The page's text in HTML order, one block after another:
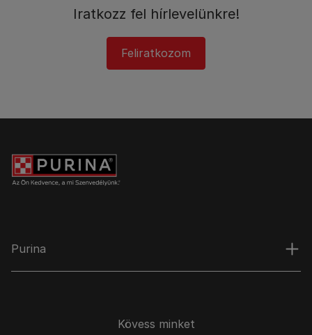
Iratkozz fel hírlevelünkre!​
Feliratkozom
Purina
Kövess minket